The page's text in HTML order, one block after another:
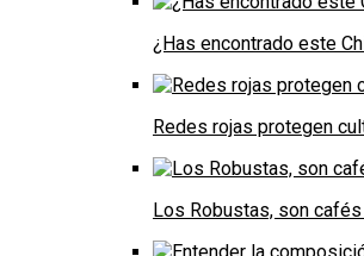
¿Has encontrado este
Redes rojas protegen
Los Robustas, son